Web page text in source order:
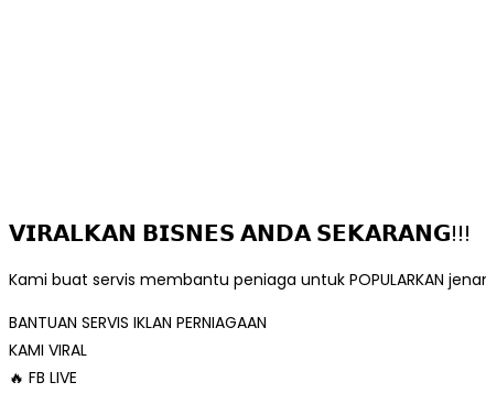
𝗩𝗜𝗥𝗔𝗟𝗞𝗔𝗡 𝗕𝗜𝗦𝗡𝗘𝗦 𝗔𝗡𝗗𝗔 𝗦𝗘𝗞𝗔𝗥𝗔𝗡𝗚!!!
Kami buat servis membantu peniaga untuk POPULARKAN
BANTUAN SERVIS IKLAN PERNIAGAAN
KAMI VIRAL
🔥 FB LIVE